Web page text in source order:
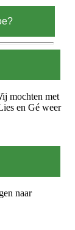
toe?
mochten met
en Gé weer
naar